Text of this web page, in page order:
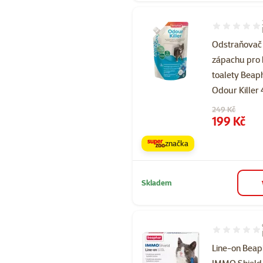
Odstraňovač
zápachu pro
toalety
Odour Killer
Hodnocení
Původní cena
249 Kč
Cena
199 Kč
značka
Skladem
Line-on
Hodnocení